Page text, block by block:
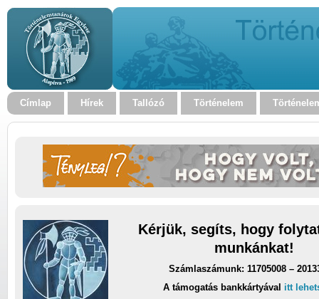
Címlap Hírek Tallózó Történelem
Kérjük, segíts, hogy
munkánkat!
Számlaszámunk: 11705008 –
A támogatás bankkártyával itt